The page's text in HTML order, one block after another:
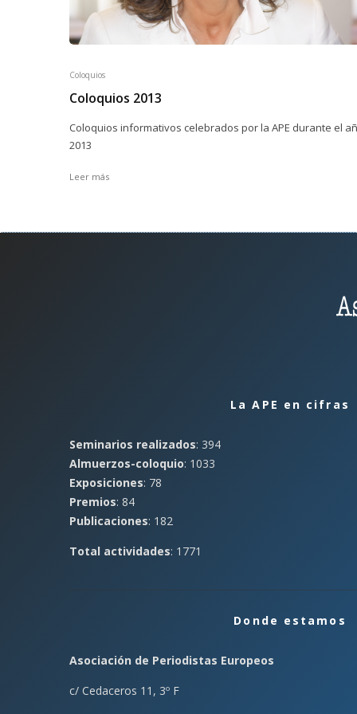
Coloquios
Coloquios 2013
Coloquios informativos celebrados por la APE durante el
2013
Leer más
La APE en cifras
Seminarios realizados: 394
Almuerzos-coloquio: 1033
Exposiciones: 78
Premios: 84
Publicaciones: 182
Total actividades: 1771
Donde estamos
Asociación de Periodistas Europeos
c/ Cedaceros 11, 3º F